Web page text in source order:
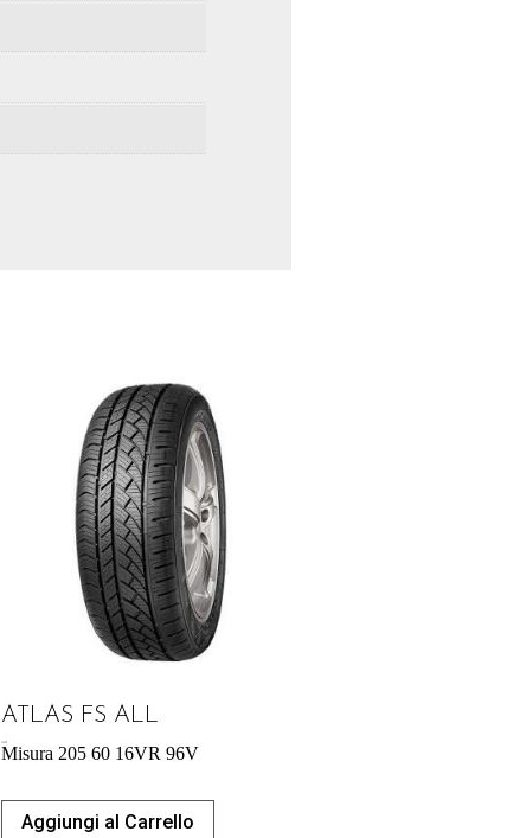
ATLAS FS ALL
Misura 205 60 16VR 96V
Aggiungi al Carrello